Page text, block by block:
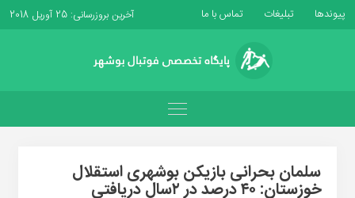
پیوندها تبلیغات تماس با ما آخرین بروزرسانی: 25 آوریل 2018
سلمان بحرانی بازیکن بوشهری استقلال
خوزستان: ۴٠ درصد در ٢سال دریافتی